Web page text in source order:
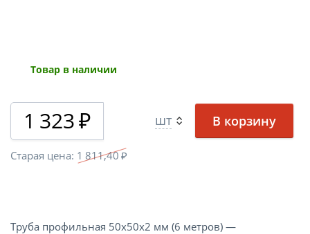
Товар в наличии
1 323₽ шт
Старая цена: 1 811,40₽
Труба профильная 50х50х2 мм (6 метров) —